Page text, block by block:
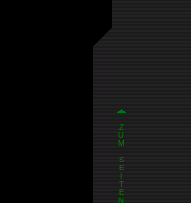
Z
U
M
S
E
T
E
N